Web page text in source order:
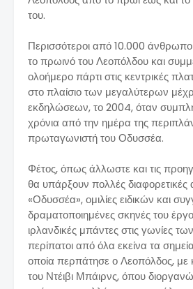
του.
Περισσότεροι από 10.000
το πρωινό του Λεοπόλδου και
ολοήμερο πάρτι στις κεντρικές
στο πλαίσιο των μεγαλύτερων
εκδηλώσεων, το 2004, όταν
χρόνια από την ημέρα της
πρωταγωνιστή του Οδυσσέα.
Φέτος, όπως άλλωστε και τις
θα υπάρξουν πολλές διαφορετικές
«Οδυσσέα», ομιλίες ειδικών και
δραματοποιημένες σκηνές του
ιρλανδικές μπάντες στις γωνίες
περίπατοι από όλα εκείνα τα
οποία περπάτησε ο Λεοπόλδος,
του Ντέιβι Μπάιρνς, όπου